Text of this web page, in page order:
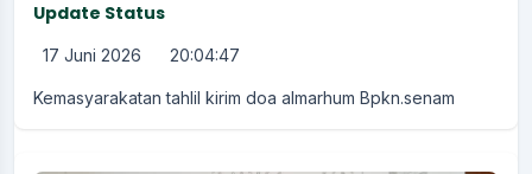
Update Status
17 Juni 2026 20:04:47
Kemasyarakatan tahlil kirim doa almarhum Bpkn.senam